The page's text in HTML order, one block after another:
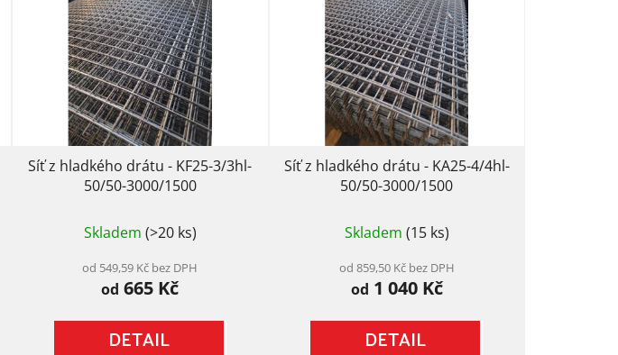
p
o
d
u
k
t
Síť z hladkého drátu - KF25-3/3hl-
50/50-3000/1500
hodnocení
je
5,0
5
hvězdiček.
Skladem (>20 ks)
od 549,59 Kč bez DPH
od 665 Kč
DETAIL
Síť z hladkého drátu - KA25-4/4hl-
50/50-3000/1500
hodnocení
je
5,0
5
hvězdiček.
Skladem (15 ks)
od 859,50 Kč bez DPH
od 1 040 Kč
DETAIL